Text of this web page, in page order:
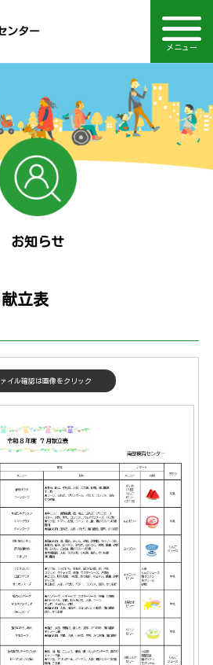
ンター
メニュー
TOPページ
主な事業内容
相談部門
通園部門
域支援・訪問支援
修・セミナー情報
ボランティア情報
動画を見る
施設概要
アクセス
お知らせ
採用情報
市社会福祉事業団
げ・文字・見やすさ調整
Language
話：092-558-4860
お知らせ
立表
ァイル確認は画像をクリック